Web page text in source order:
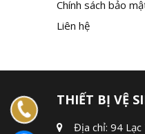
Chính sách bảo
Liên hệ
THIẾT BỊ VỆ
Địa chỉ: 94